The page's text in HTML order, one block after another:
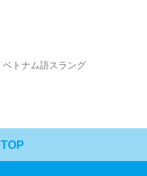
ベトナム語スラング